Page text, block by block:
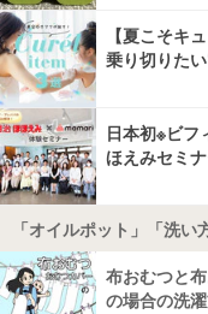
【夏こそキ
乗り切りた
日本初※ビフ
ほえみセミ
「オイルポット」「洗
布おむつと
の場合の洗